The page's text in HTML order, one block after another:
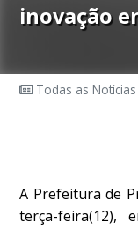
inovação
Todas as Notícias
A Prefeitura de
terça-feira(12),